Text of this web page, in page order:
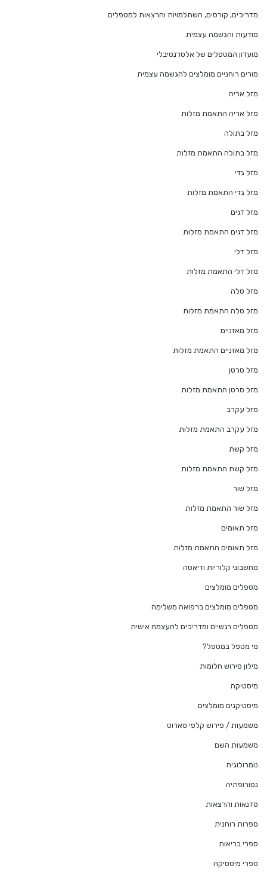
מדריכים, קורסים, השתלמויות והרצאות למטפלים
מודעות והגשמה עצמית
מועדון המטפלים של אלטרנטיבלי
מורים רוחניים מומלצים להגשמה עצמית
מזל אריה
מזל אריה התאמת מזלות
מזל בתולה
מזל בתולה התאמת מזלות
מזל גדי
מזל גדי התאמת מזלות
מזל דגים
מזל דגים התאמת מזלות
מזל דלי
מזל דלי התאמת מזלות
מזל טלה
מזל טלה התאמת מזלות
מזל מאזניים
מזל מאזניים התאמת מזלות
מזל סרטן
מזל סרטן התאמת מזלות
מזל עקרב
מזל עקרב התאמת מזלות
מזל קשת
מזל קשת התאמת מזלות
מזל שור
מזל שור התאמת מזלות
מזל תאומים
מזל תאומים התאמת מזלות
מחשבוני קלוריות ודיאטה
מטפלים מומלצים
מטפלים מומלצים ברפואה משלימה
מטפלים רגשיים ומדריכים להעצמה אישית
מי מטפל במטפל?
מילון פירוש חלומות
מיסטיקה
מיסטיקנים מומלצים
משמעות / פירוש קלפי טארוט
משמעות השם
נומרולוגיה
נטורופתיה
סדנאות והרצאות
ספרות רוחנית
ספרי בריאות
ספרי מיסטיקה